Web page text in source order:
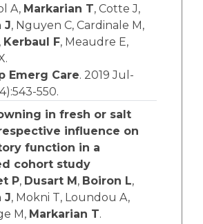
A, Markarian T, Cotte J,
J, Nguyen C, Cardinale M,
Kerbaul F, Meaudre E,
Emerg Care. 2019 Jul-
550.
in fresh or salt
influence on
function in a
cohort study
P, Dusart M , Boiron L,
J, Mokni T, Loundou A,
M, Markarian T.